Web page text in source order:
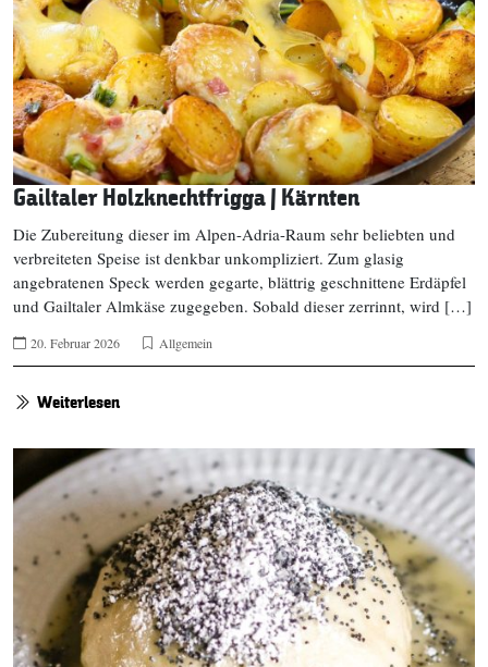
Gailtaler Holzknechtfrigga | Kärnten
Die Zubereitung dieser im Alpen-Adria-Raum sehr beliebten und
verbreiteten Speise ist denkbar unkompliziert. Zum glasig
angebratenen Speck werden gegarte, blättrig geschnittene Erdäpfel
und Gailtaler Almkäse zugegeben. Sobald dieser zerrinnt, wird […]
20. Februar 2026 Allgemein
Weiterlesen